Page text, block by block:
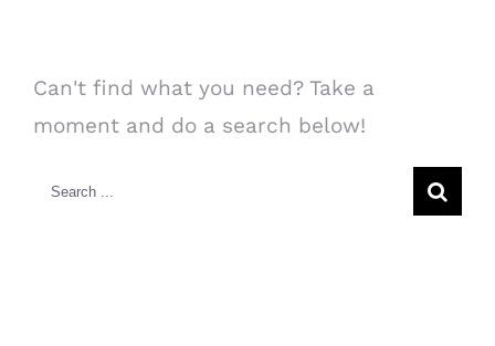
Can't find what you need? Take a
moment and do a search below!
Search